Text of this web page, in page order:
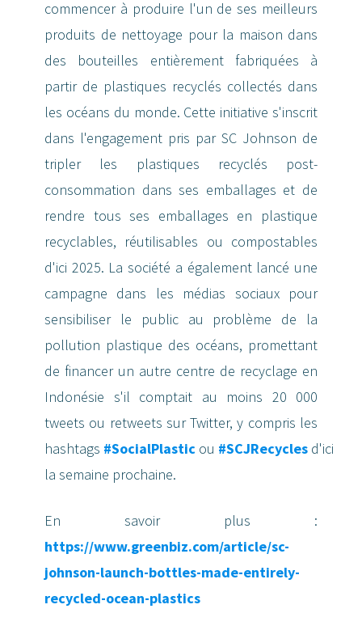
commencer à produire l'un de ses meilleurs
produits de nettoyage pour la maison dans
des bouteilles entièrement fabriquées à
partir de plastiques recyclés collectés dans
les océans du monde. Cette initiative s'inscrit
dans l'engagement pris par SC Johnson de
tripler les plastiques recyclés post-
consommation dans ses emballages et de
rendre tous ses emballages en plastique
recyclables, réutilisables ou compostables
d'ici 2025. La société a également lancé une
campagne dans les médias sociaux pour
sensibiliser le public au problème de la
pollution plastique des océans, promettant
de financer un autre centre de recyclage en
Indonésie s'il comptait au moins 20 000
tweets ou retweets sur Twitter, y compris les
hashtags #SocialPlastic ou #SCJRecycles d'ici
la semaine prochaine.
En savoir plus :
https://www.greenbiz.com/article/sc-
johnson-launch-bottles-made-entirely-
recycled-ocean-plastics